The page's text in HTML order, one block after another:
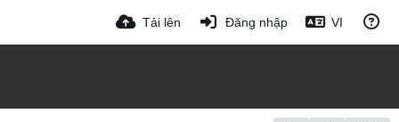
Tải lên Đăng nhập VI